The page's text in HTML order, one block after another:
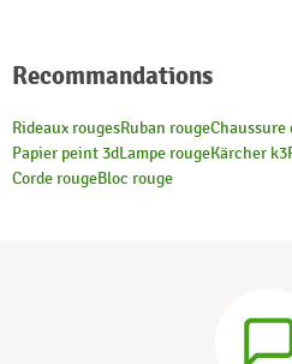
Recommandations
Rideaux rougesRuban rougeChaussure
Papier peint 3dLampe rougeKärcher k3
Corde rougeBloc rouge